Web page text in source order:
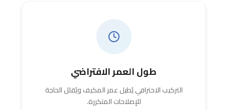
طول العمر الافتراضي
التركيب الاحترافي يُطيل عمر المكيف ويُقلل الحاجة
للإصلاحات المتكررة.